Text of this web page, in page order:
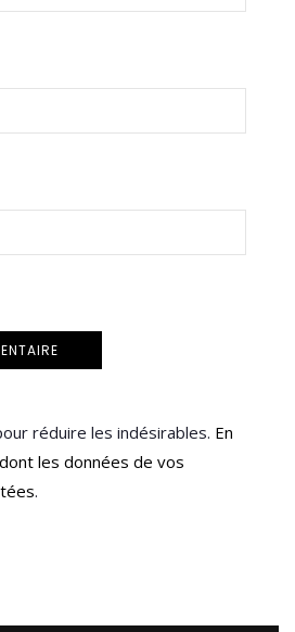
réduire les indésirables. En
les données de vos
.